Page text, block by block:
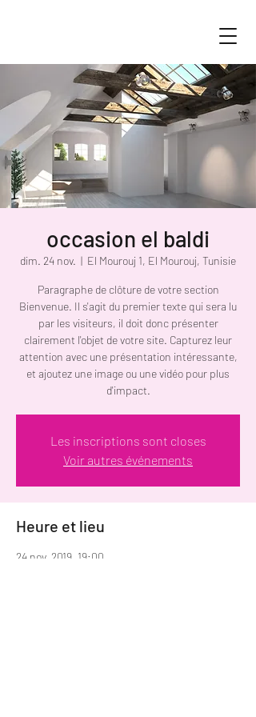
occasion el baldi
dim. 24 nov.
  |
El Mourouj 1, El Mourouj, Tunisie
Paragraphe de clôture de votre section
Bienvenue. Il s'agit du premier texte qui sera lu
par les visiteurs, il doit donc présenter
clairement l'objet de votre site. Capturez leur
attention avec une présentation intéressante,
et ajoutez une image ou une vidéo pour plus
d'impact.
Les inscriptions sont closes
Voir autres événements
Heure et lieu
24 nov. 2019, 19:00